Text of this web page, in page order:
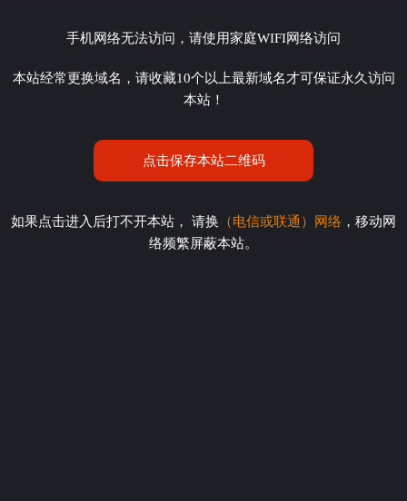
手机网络无法访问，请使用家庭WIFI网络访问
本站经常更换域名，请收藏10个以上最新域名才可保证永久访问
本站！
点击保存本站二维码
如果点击进入后打不开本站， 请换 （电信或联通）网络 ，移动网
络频繁屏蔽本站。